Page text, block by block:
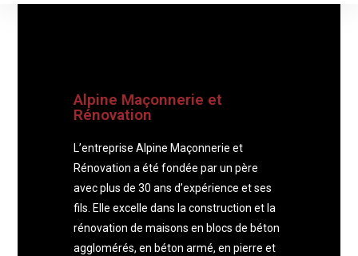
Alpine Maçonnerie et
Rénovation
L’entreprise Alpine Maçonnerie et
Rénovation a été fondée par un père
avec plus de 30 ans d’expérience et ses
fils. Elle excelle dans la construction et la
rénovation de maisons en blocs de béton
agglomérés, en béton armé, en pierre et